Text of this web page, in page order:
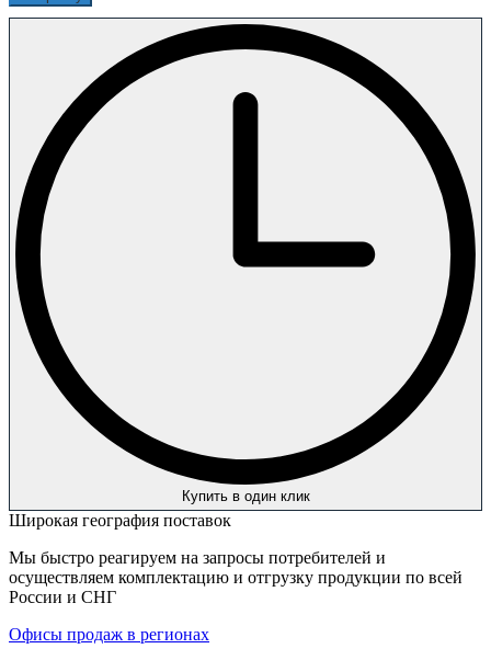
Купить в один клик
Широкая география поставок
Мы быстро реагируем на запросы потребителей и
осуществляем комплектацию и отгрузку продукции по всей
России и СНГ
Офисы продаж в регионах